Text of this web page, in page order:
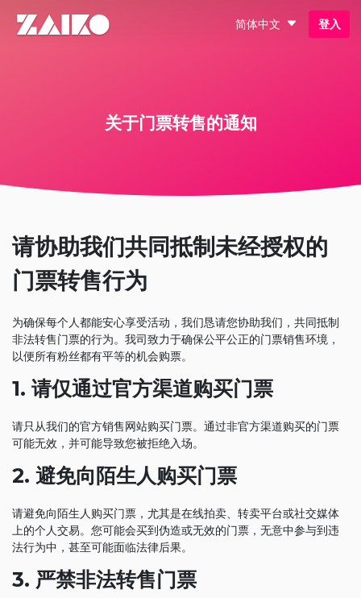
简体中文 登入
关于门票转售的通知
请协助我们共同抵制未经授权的
门票转售行为
为确保每个人都能安心享受活动，我们恳请您协助我们，共同抵制
非法转售门票的行为。我司致力于确保公平公正的门票销售环境，
以便所有粉丝都有平等的机会购票。
1. 请仅通过官方渠道购买门票
请只从我们的官方销售网站购买门票。通过非官方渠道购买的门票
可能无效，并可能导致您被拒绝入场。
2. 避免向陌生人购买门票
请避免向陌生人购买门票，尤其是在线拍卖、转卖平台或社交媒体
上的个人交易。您可能会买到伪造或无效的门票，无意中参与到违
法行为中，甚至可能面临法律后果。
3. 严禁非法转售门票